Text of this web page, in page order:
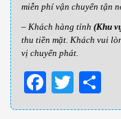
miễn phí vận chuyển tận
– Khách hàng tỉnh (Khu
thu tiền mặt. Khách vui
vị chuyển phát.